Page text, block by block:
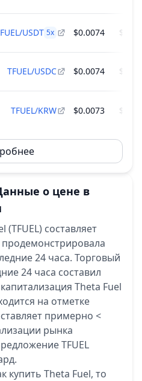
USDT 5x $0.0074
TFUEL/USDC $0.0074
TFUEL/KRW $0.0073
о цене в
составляет
продемонстрировала
24 часа. Торговый
24 часа составил
Theta Fuel
на отметке
примерно <
рынка
TFUEL
купить Theta Fuel, то